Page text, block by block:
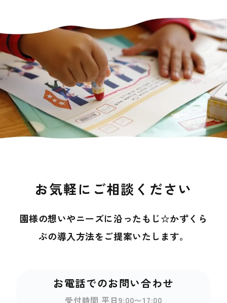
お気軽にご相談ください
園様の想いやニーズに沿ったもじ☆かずくら
ぶの導入方法をご提案いたします。
お電話でのお問い合わせ
受付時間 平日9:00〜17:00